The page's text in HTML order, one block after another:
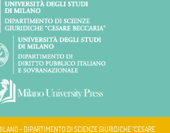
- DIPARTIMENTO DI SCIENZE GIURIDICHE "CESARE